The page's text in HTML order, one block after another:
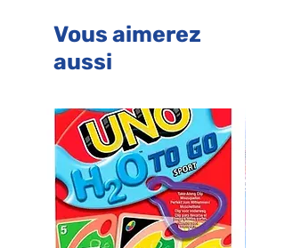
Vous aimerez
aussi